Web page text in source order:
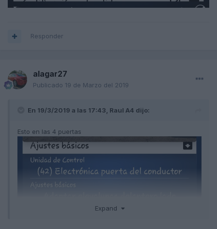
Responder
alagar27
Publicado 19 de Marzo del 2019
En 19/3/2019 a las 17:43, Raul A4 dijo:
Esto en las 4 puertas
Expand